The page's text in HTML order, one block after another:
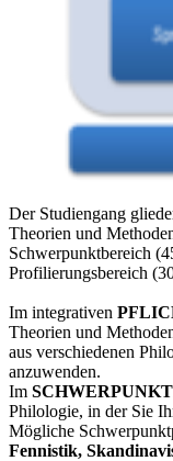
Der Studiengang
Theorien und
Schwerpunktbereich
Profilierungsbereich
Im integrativen
Theorien und
aus verschiedenen
anzuwenden.
Im
Philologie, in der Sie
Mögliche
Fennistik,